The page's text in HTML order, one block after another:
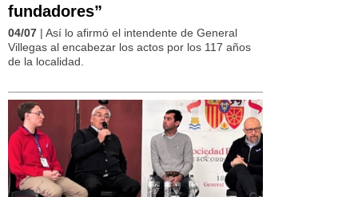
fundadores”
04/07 | Así lo afirmó el intendente de General
Villegas al encabezar los actos por los 117 años
de la localidad.